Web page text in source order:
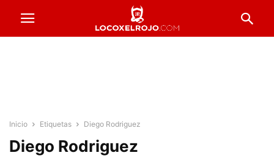
Inicio Etiquetas Diego Rodriguez
Diego Rodriguez